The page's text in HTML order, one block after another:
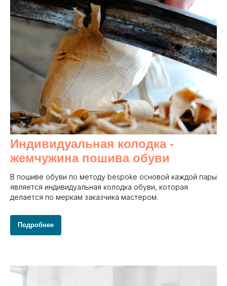
Индивидуальная колодка -
жемчужина пошива обуви
В пошиве обуви по методу bespoke основой каждой пары
является индивидуальная колодка обуви, которая
делается по меркам заказчика мастером.
Подробнее